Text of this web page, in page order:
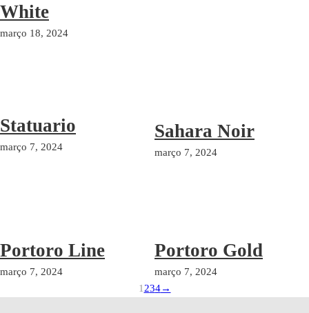
White
março 18, 2024
Statuario
março 7, 2024
Sahara Noir
março 7, 2024
Portoro Line
março 7, 2024
Portoro Gold
março 7, 2024
1 234→